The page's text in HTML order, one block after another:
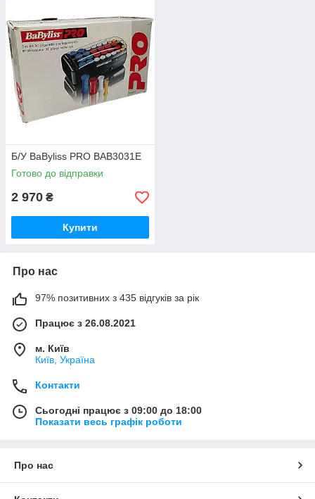
Б/У BaByliss PRO BAB3031E
Готово до відправки
2 970 ₴
Купити
Про нас
97% позитивних з 435 відгуків за рік
Працює з 26.08.2021
м. Київ
Київ, Україна
Контакти
Сьогодні працює з 09:00 до 18:00
Показати весь графік роботи
Про нас